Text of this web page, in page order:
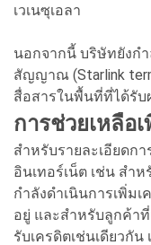
เวเนซุเอลา
นอกจากนี้ บริษัทยังก
สัญญาณ (Starlink
สื่อสารในพื้นที่ที่ได้รับ
การช่วยเหลือ
สำหรับรายละเอียดก
อินเทอร์เน็ต เช่น สำ
กำลังดำเนินการเพิ่ม
อยู่ และสำหรับลูกค้า
รับเครดิตเช่นเดียวกัน